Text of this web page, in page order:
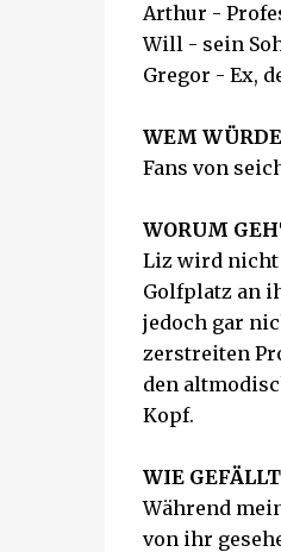
Arthur -
Will - sein
Gregor - Ex,
WEM
Fans von
WORUM
Liz wird nicht
Golfplatz an
jedoch gar
zerstreiten
den
Kopf.
WIE
Während
von ihr